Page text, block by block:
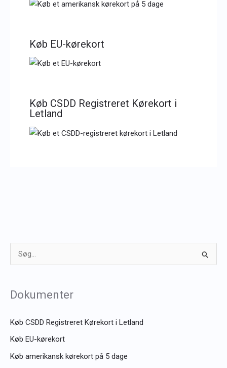
f
Dokumenter
Køb CSDD Registreret Kørekort i Letland
Køb EU-kørekort
Køb amerikansk kørekort på 5 dage
Køb EU-kørekort
Køb CSDD Registreret Kørekort i
Letland